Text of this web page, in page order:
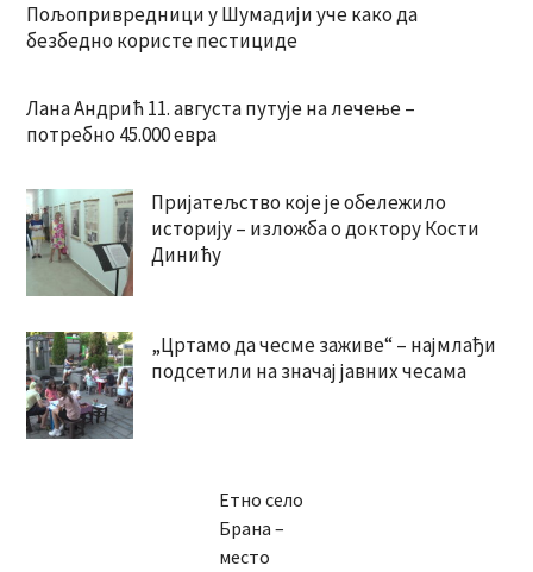
Пољопривредници у Шумадији уче како да
безбедно користе пестициде
Лана Андрић 11. августа путује на лечење –
потребно 45.000 евра
Пријатељство које је обележило
историју – изложба о доктору Кости
Динићу
„Цртамо да чесме заживе“ – најмлађи
подсетили на значај јавних чесама
Етно село
Брана –
место